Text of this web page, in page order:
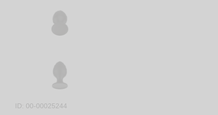
ID: 00-00025244